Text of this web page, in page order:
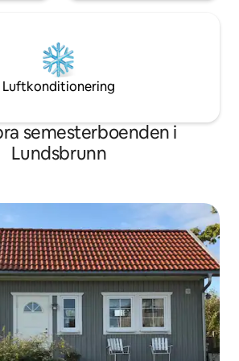
Luftkonditionering
semesterboenden i
Lundsbrunn